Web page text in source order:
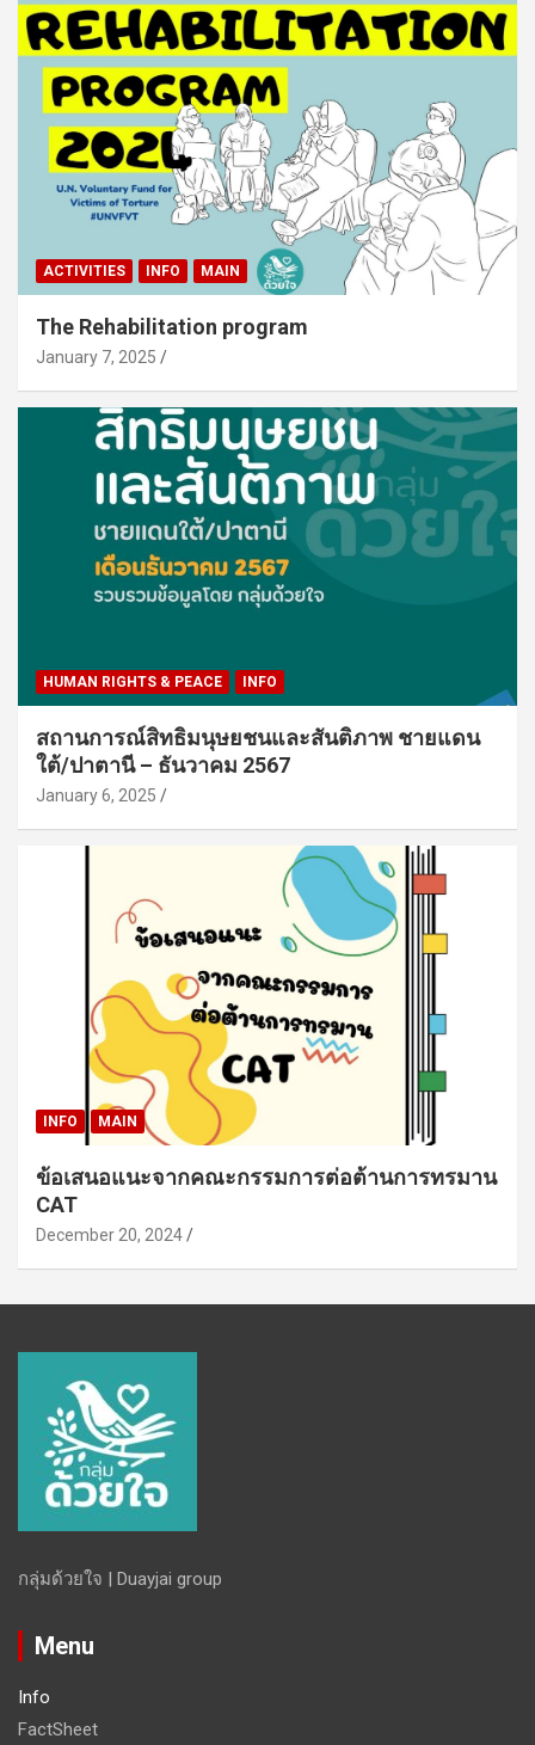
ACTIVITIES INFO MAIN
The Rehabilitation program
January 7, 2025
HUMAN RIGHTS & PEACE INFO
สถานการณ์สิทธิมนุษยชนและสันติภาพ ชายแดน
ใต้/ปาตานี – ธันวาคม 2567
January 6, 2025
INFO MAIN
ข้อเสนอแนะจากคณะกรรมการต่อต้านการทรมาน
CAT
December 20, 2024
กลุ่มด้วยใจ | Duayjai group
Menu
Info
FactSheet